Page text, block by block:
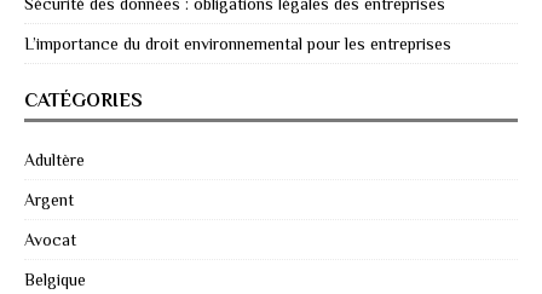
Sécurité des données : obligations légales des entreprises
L’importance du droit environnemental pour les entreprises
CATÉGORIES
Adultère
Argent
Avocat
Belgique